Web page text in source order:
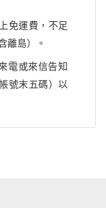
免運費，不足
離島）。
電或來信告知
號末五碼）以